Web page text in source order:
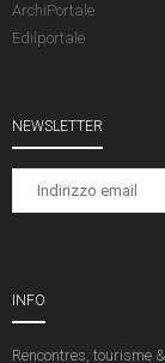
ArchiPortale
Edilportale
NEWSLETTER
INFO
Rencontres, tourisme